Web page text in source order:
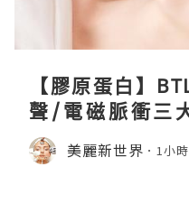
【膠原蛋白】
聲/電磁脈衝三
點！
美麗新世界 1小